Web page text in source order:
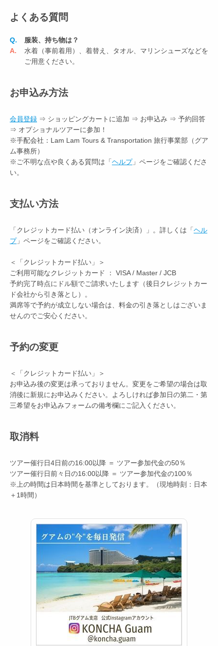
よくある質問
Q.
服装、持ち物は？
A.
水着（事前着用）、着替え、タオル、マリンシューズなどを
ご用意ください。
お申込み方法
会員登録 ⇒ ショッピングカートに追加 ⇒ お申込み ⇒ 予約回答
⇒ オプショナルツアーに参加！
※手配会社：Lam Lam Tours & Transportation 旅行事業部（グア
ム事務所）
※ご不明な点や良くある質問は「 ヘルプ」ページをご確認くださ
い。
支払い方法
「クレジットカード払い（オンライン決済）」。詳しくは「 ヘル
プ」ページをご確認ください。
＜「クレジットカード払い」＞
ご利用可能なクレジットカード ： VISA / Master / JCB
予約完了時点にドル額でご請求いたします（後日クレジットカー
ド会社から引き落とし）。
満席等で予約が成立しない場合は、料金の引き落としはございま
せんのでご安心ください。
予約の変更
＜「クレジットカード払い」＞
お申込み後の変更は承っておりません。変更をご希望の場合は取
消後に新規にお申込みください。よろしければ参加日の第二・第
三希望をお申込みフォームの備考欄にご記入ください。
取消料
ツアー催行日4日前の16:00以降 ＝ ツアー参加代金の50％
ツアー催行日前々日の16:00以降 ＝ ツアー参加代金の100％
※上の時間は日本時間を基準としております。（現地時刻：日本
＋1時間）